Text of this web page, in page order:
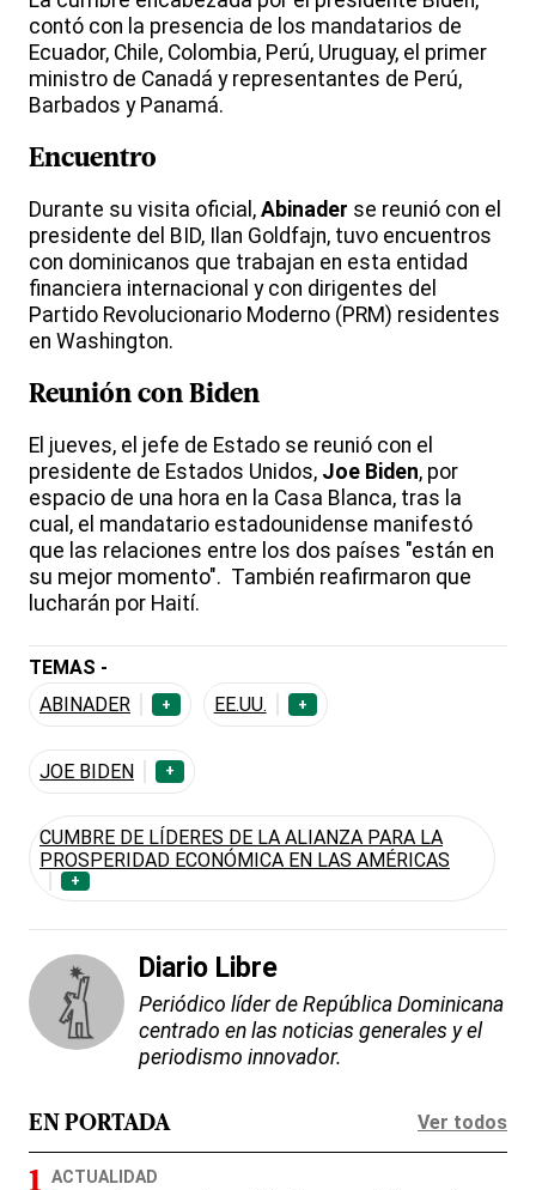
contó con la presencia de los mandatarios de
Ecuador, Chile, Colombia, Perú, Uruguay, el primer
ministro de Canadá y representantes de Perú,
Barbados y Panamá.
Encuentro
Durante su visita oficial, Abinader se reunió con el
presidente del BID, Ilan Goldfajn, tuvo encuentros
con dominicanos que trabajan en esta entidad
financiera internacional y con dirigentes del
Partido Revolucionario Moderno (PRM) residentes
en Washington.
Reunión con Biden
El jueves, el jefe de Estado se reunió con el
presidente de Estados Unidos, Joe Biden, por
espacio de una hora en la Casa Blanca, tras la
cual, el mandatario estadounidense manifestó
que las relaciones entre los dos países "están en
su mejor momento". También reafirmaron que
lucharán por Haití.
TEMAS -
ABINADER
+ EE.UU. +
JOE BIDEN +
CUMBRE DE LÍDERES DE LA ALIANZA PARA LA
PROSPERIDAD ECONÓMICA EN LAS AMÉRICAS
+
Diario Libre
Periódico líder de República Dominicana
centrado en las noticias generales y el
periodismo innovador.
EN PORTADA Ver todos
ACTUALIDAD